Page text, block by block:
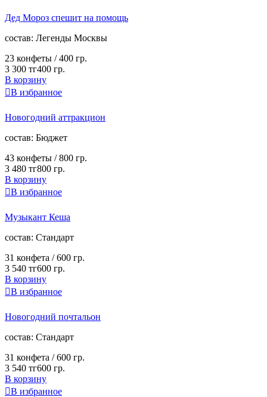
Дед Мороз спешит на помощь
cостав: Легенды Москвы
23 конфеты /400 гр.
3 300 тг400 гр.
В корзину
В избранное
Новогодний аттракцион
cостав: Бюджет
43 конфеты /800 гр.
3 480 тг800 гр.
В корзину
В избранное
Музыкант Кеша
cостав: Стандарт
31 конфета /600 гр.
3 540 тг600 гр.
В корзину
В избранное
Новогодний почтальон
cостав: Стандарт
31 конфета /600 гр.
3 540 тг600 гр.
В корзину
В избранное